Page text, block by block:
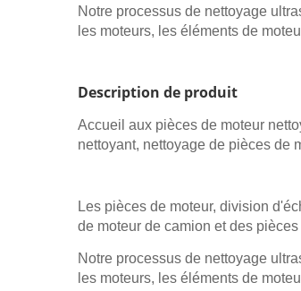
Notre processus de nettoyage
les moteurs, les éléments de
Description de produit
Accueil aux pièces de moteur
nettoyant, nettoyage de pièces de
Les pièces de moteur, division
de moteur de camion et des
Notre processus de nettoyage
les moteurs, les éléments de